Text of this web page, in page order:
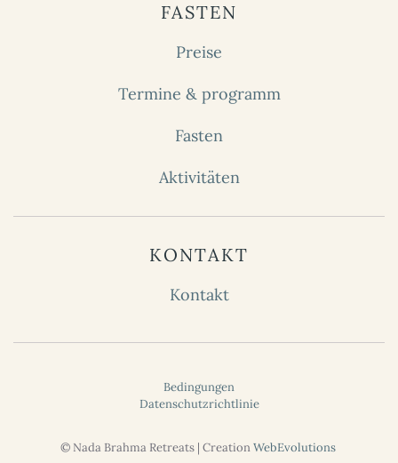
FASTEN
Preise
Termine & programm
Fasten
Aktivitäten
KONTAKT
Kontakt
Bedingungen
Datenschutzrichtlinie
© Nada Brahma Retreats| Creation WebEvolutions